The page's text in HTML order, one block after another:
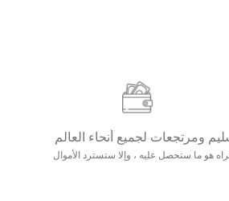
ومرتجعات لجميع أنحاء العالم
هو ما ستحصل عليه ، وإلا ستسترد الأموال